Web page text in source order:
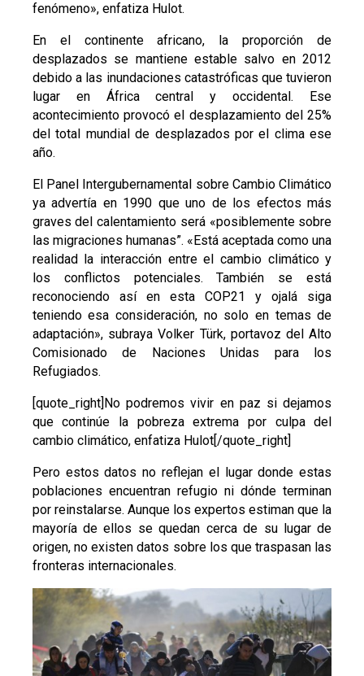
fenómeno», enfatiza Hulot.
En el continente africano, la proporción de
desplazados se mantiene estable salvo en 2012
debido a las inundaciones catastróficas que tuvieron
lugar en África central y occidental. Ese
acontecimiento provocó el desplazamiento del 25%
del total mundial de desplazados por el clima ese
año.
El Panel Intergubernamental sobre Cambio Climático
ya advertía en 1990 que uno de los efectos más
graves del calentamiento será «posiblemente sobre
las migraciones humanas”. «Está aceptada como una
realidad la interacción entre el cambio climático y
los conflictos potenciales. También se está
reconociendo así en esta COP21 y ojalá siga
teniendo esa consideración, no solo en temas de
adaptación», subraya Volker Türk, portavoz del Alto
Comisionado de Naciones Unidas para los
Refugiados.
[quote_right]No podremos vivir en paz si dejamos
que continúe la pobreza extrema por culpa del
cambio climático, enfatiza Hulot[/quote_right]
Pero estos datos no reflejan el lugar donde estas
poblaciones encuentran refugio ni dónde terminan
por reinstalarse. Aunque los expertos estiman que la
mayoría de ellos se quedan cerca de su lugar de
origen, no existen datos sobre los que traspasan las
fronteras internacionales.